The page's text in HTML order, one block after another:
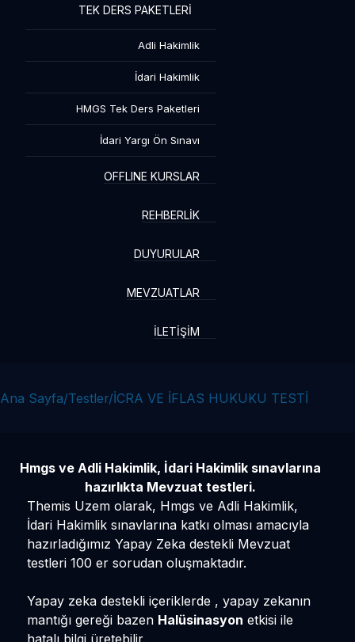
TEK DERS PAKETLERİ
Adli Hakimlik
İdari Hakimlik
HMGS Tek Ders Paketleri
İdari Yargı Ön Sınavı
OFFLINE KURSLAR
REHBERLİK
DUYURULAR
MEVZUATLAR
İLETİŞİM
Ana Sayfa/Testler/İCRA VE İFLAS HUKUKU TESTİ
Hmgs ve Adli Hakimlik, İdari Hakimlik sınavlarına
hazırlıkta Mevzuat testleri.
Themis Uzem olarak, Hmgs ve Adli Hakimlik,
İdari Hakimlik sınavlarına katkı olması amacıyla
hazırladığımız Yapay Zeka destekli Mevzuat
testleri 100 er sorudan oluşmaktadır.
Yapay zeka destekli içeriklerde , yapay zekanın
mantığı gereği bazen Halüsinasyon etkisi ile15 Puan
18 Puan
22 22 Puan